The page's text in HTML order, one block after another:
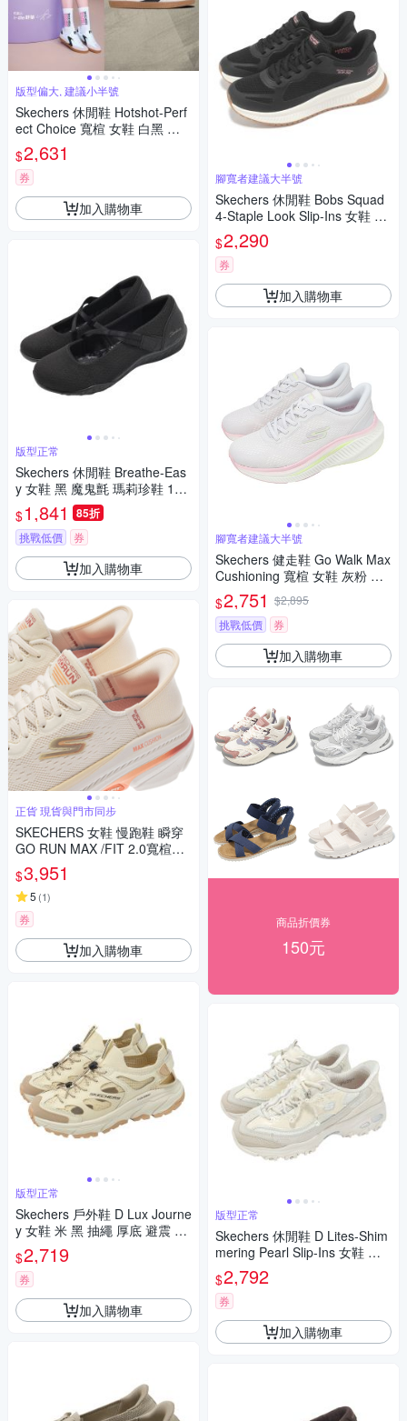
版型偏大, 建議小半號
Skechers 休閒鞋 Hotshot-Perf
ect Choice 寬楦 女鞋 白黑 彈
性鞋帶 舒華代言款 德訓鞋 瞬穿
款 185322WWBK
$2,631
券
加入購物車
版型正常
Skechers 休閒鞋 Breathe-Eas
y 女鞋 黑 魔鬼氈 瑪莉珍鞋 100
771BBK
$1,841 85折
挑戰低價 券
加入購物車
正貨 現貨與門市同步
SKECHERS 女鞋 慢跑鞋 瞬穿
GO RUN MAX /FIT 2.0寬楦款1
28947WNTPK
$3,951
5 (1)
券
加入購物車
版型正常
Skechers 戶外鞋 D Lux Journe
y 女鞋 米 黑 抽繩 厚底 避震 18
0217SAND
$2,719
券
加入購物車
腳寬者建議大半號
Skechers 休閒鞋 Bobs Squad
4-Staple Look Slip-Ins 女鞋 黑
健走 厚底 117624BLK
$2,290
券
加入購物車
腳寬者建議大半號
Skechers 健走鞋 Go Walk Max
Cushioning 寬楦 女鞋 灰粉 厚
底 125581WLTGY
$2,751 $2,895
挑戰低價
券
加入購物車
商品折價券
150元
版型正常
Skechers 休閒鞋 D Lites-Shim
mering Pearl Slip-Ins 女鞋 米
白 珍珠 老爹鞋 150559NAT
$2,792
券
加入購物車